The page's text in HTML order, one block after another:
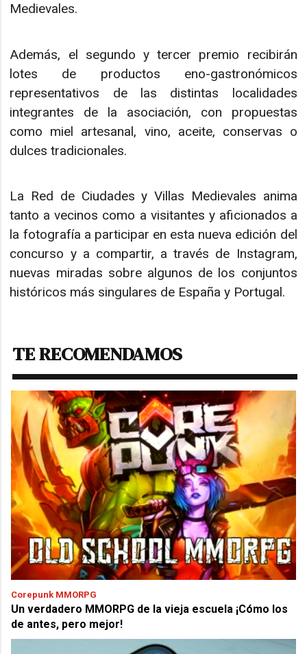
Medievales.
Además, el segundo y tercer premio recibirán
lotes de productos eno-gastronómicos
representativos de las distintas localidades
integrantes de la asociación, con propuestas
como miel artesanal, vino, aceite, conservas o
dulces tradicionales.
La Red de Ciudades y Villas Medievales anima
tanto a vecinos como a visitantes y aficionados a
la fotografía a participar en esta nueva edición del
concurso y a compartir, a través de Instagram,
nuevas miradas sobre algunos de los conjuntos
históricos más singulares de España y Portugal.
TE RECOMENDAMOS
Corepunk MMORPG
Un verdadero MMORPG de la vieja escuela ¡Cómo los
de antes, pero mejor!